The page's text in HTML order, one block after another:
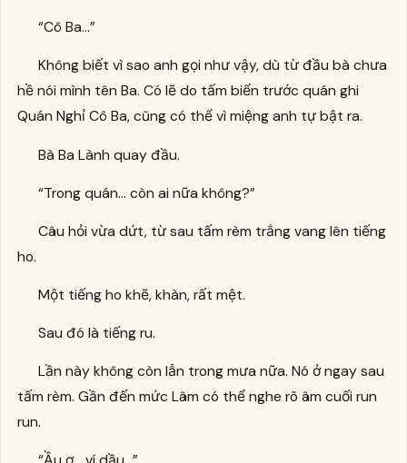
“Cô Ba…”
Không biết vì sao anh gọi như vậy, dù từ đầu bà chưa
hề nói mình tên Ba. Có lẽ do tấm biển trước quán ghi
Quán Nghỉ Cô Ba, cũng có thể vì miệng anh tự bật ra.
Bà Ba Lành quay đầu.
“Trong quán… còn ai nữa không?”
Câu hỏi vừa dứt, từ sau tấm rèm trắng vang lên tiếng
ho.
Một tiếng ho khẽ, khàn, rất mệt.
Sau đó là tiếng ru.
Lần này không còn lẫn trong mưa nữa. Nó ở ngay sau
tấm rèm. Gần đến mức Lâm có thể nghe rõ âm cuối run
run.